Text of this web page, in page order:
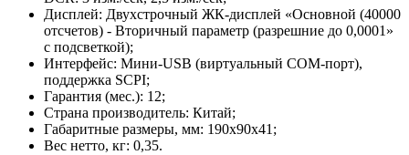
Дисплей: Двухстрочный ЖК-дисплей «Основной (40000
отсчетов) - Вторичный параметр (разрешние до 0,0001»
с подсветкой);
Интерфейс: Мини-USB (виртуальный COM-порт),
поддержка SCPI;
Гарантия (мес.): 12;
Страна производитель: Китай;
Габаритные размеры, мм: 190х90х41;
Вес нетто, кг: 0,35.